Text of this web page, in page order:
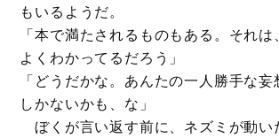
もいるようだ。
「本で満たされるものもある。それは
よくわかってるだろう」
「どうだかな。あんたの一人勝手な
しかないかも、な」
ぼくが言い返す前に、ネズミが動い